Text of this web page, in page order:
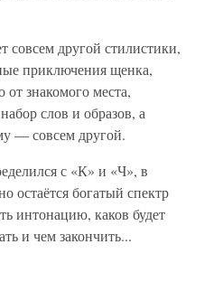
совсем другой стилистики,
приключения щенка,
знакомого места,
слов и образов, а
— совсем другой.
с «К» и «Ч», в
остаётся богатый спектр
интонацию, каков будет
и чем закончить...